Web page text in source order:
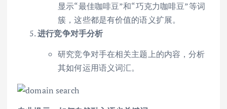
显示“最佳咖啡豆”和“巧克力咖啡豆”等词
簇，这些都是有价值的语义扩展。
进行竞争对手分析
研究竞争对手在相关主题上的内容，分析
其如何运用语义词汇。